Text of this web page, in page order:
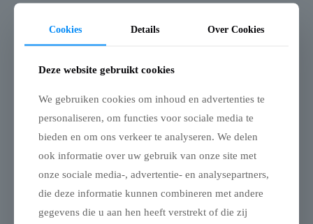
Trixie benche home
kennel hond / kat wit
Trixie bench
gegalvaniseerd
metaal
€129,00
Cookies Details Over Cookies
Deze website gebruikt cookies
We gebruiken cookies om inhoud en advertenties te
personaliseren, om functies voor sociale media te
bieden en om ons verkeer te analyseren. We delen
ook informatie over uw gebruik van onze site met
onze sociale media-, advertentie- en analysepartners,
die deze informatie kunnen combineren met andere
gegevens die u aan hen heeft verstrekt of die zij